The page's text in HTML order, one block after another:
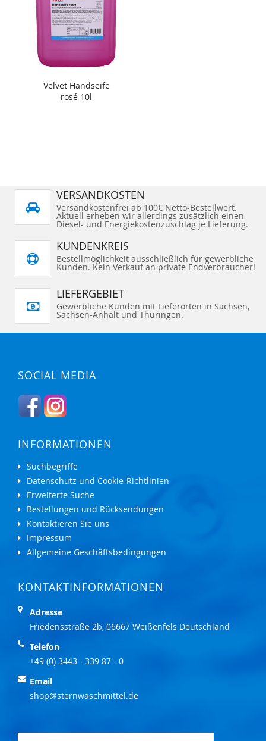
Velvet Handseife
rosé 10l
VERSANDKOSTEN
Versandkostenfrei ab 100€ Netto-Bestellwert.
Aktuell erheben wir allerdings zusätzlich einen
Diesel- und Energiekostenzuschlag je Lieferung.
KUNDENKREIS
Bestellmöglichkeit ausschließlich für gewerbliche
Kunden. Kein Verkauf an private Endverbraucher!
LIEFERGEBIET
Gewerbliche Kunden mit Lieferorten in Sachsen,
Sachsen-Anhalt und Thüringen.
SOCIAL MEDIA
INFORMATIONEN
Suchbegriffe
Datenschutz und Cookie-Richtlinien
Erweiterte Suche
Bestellungen und Rücksendungen
Kontaktieren Sie uns
Impressum
Allgemeine Geschäftsbedingungen
KONTAKTINFORMATIONEN
Adresse
Friedensstraße 2b, 06667 Weißenfels Deutschland
Telefon
+49 (0) 3443 - 339 87 - 0
Email
shop@sternwaschmittel.de